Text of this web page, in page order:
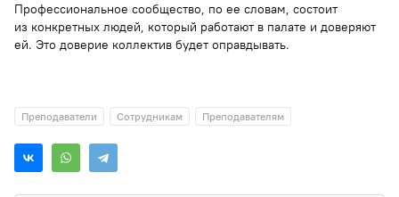
Профессиональное сообщество, по ее словам, состоит
из конкретных людей, который работают в палате и доверяют
ей. Это доверие коллектив будет оправдывать.
Преподаватели Сотрудникам Преподавателям